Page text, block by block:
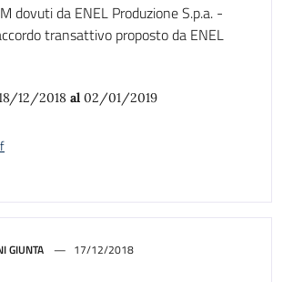
GIUNTA 17/12/2018
dovuti da ENEL Produzione S.p.a. -
transattivo proposto da ENEL
12/2018 al 02/01/2019